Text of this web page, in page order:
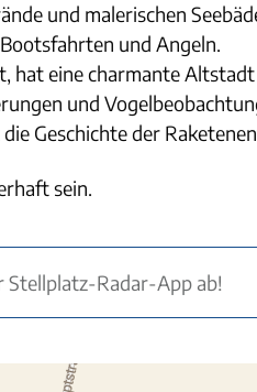
und malerischen
und Angeln.
hat eine charmante
und
Geschichte der
sein.
Stellplatz-Radar-App ab!